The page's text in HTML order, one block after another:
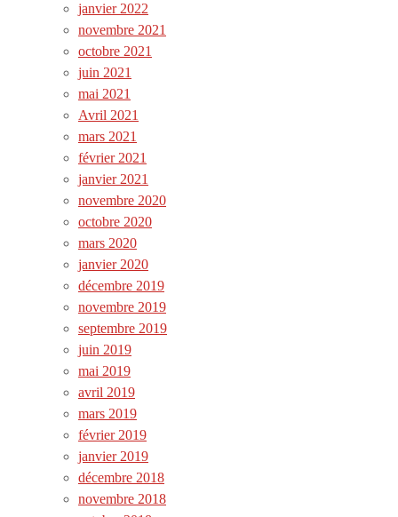
janvier 2022
novembre 2021
octobre 2021
juin 2021
mai 2021
Avril 2021
mars 2021
février 2021
janvier 2021
novembre 2020
octobre 2020
mars 2020
janvier 2020
décembre 2019
novembre 2019
septembre 2019
juin 2019
mai 2019
avril 2019
mars 2019
février 2019
janvier 2019
décembre 2018
novembre 2018